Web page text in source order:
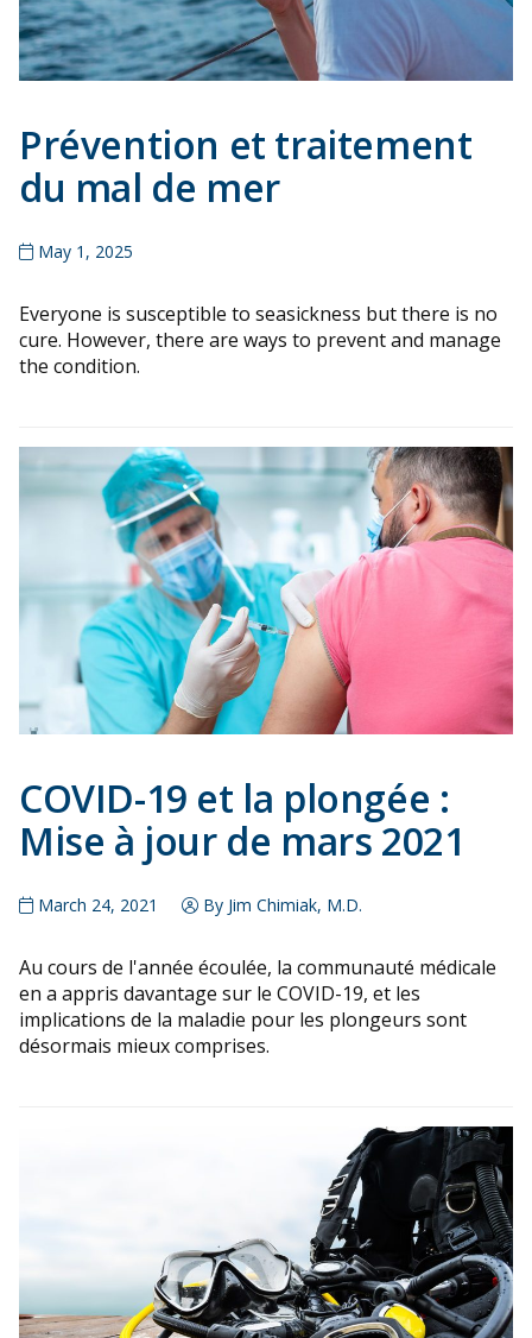
Prévention et traitement
du mal de mer
May 1, 2025
Everyone is susceptible to seasickness but there is no
cure. However, there are ways to prevent and manage
the condition.
COVID-19 et la plongée :
Mise à jour de mars 2021
March 24, 2021 By Jim Chimiak, M.D.
Au cours de l'année écoulée, la communauté médicale
en a appris davantage sur le COVID-19, et les
implications de la maladie pour les plongeurs sont
désormais mieux comprises.